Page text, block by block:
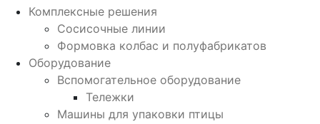
Комплексные решения
Сосисочные линии
Формовка колбас и полуфабрикатов
Оборудование
Вспомогательное оборудование
Тележки
Машины для упаковки птицы